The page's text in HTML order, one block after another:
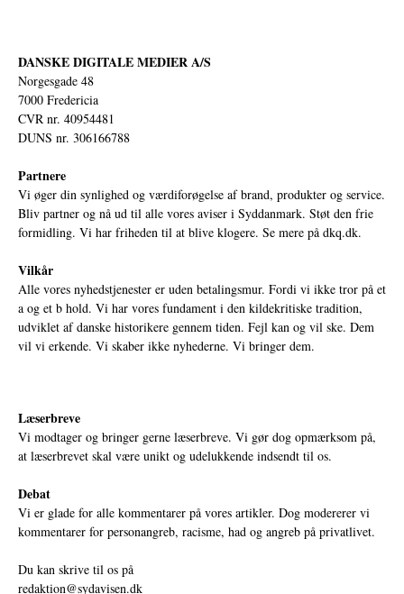
DANSKE DIGITALE MEDIER A/S
Norgesgade 48
7000 Fredericia
CVR nr. 40954481
DUNS nr. 306166788
Partnere
Vi øger din synlighed og værdiforøgelse af brand, produkter og service.
Bliv partner og nå ud til alle vores aviser i Syddanmark. Støt den frie
formidling. Vi har friheden til at blive klogere. Se mere på dkq.dk.
Vilkår
Alle vores nyhedstjenester er uden betalingsmur. Fordi vi ikke tror på et
a og et b hold. Vi har vores fundament i den kildekritiske tradition,
udviklet af danske historikere gennem tiden. Fejl kan og vil ske. Dem
vil vi erkende. Vi skaber ikke nyhederne. Vi bringer dem.
Læserbreve
Vi modtager og bringer gerne læserbreve. Vi gør dog opmærksom på,
at læserbrevet skal være unikt og udelukkende indsendt til os.
Debat
Vi er glade for alle kommentarer på vores artikler. Dog modererer vi
kommentarer for personangreb, racisme, had og angreb på privatlivet.
Du kan skrive til os på
redaktion@sydavisen.dk